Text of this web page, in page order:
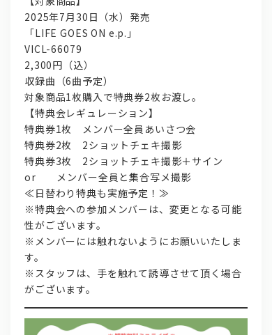
2025年7月30日（水）発売
「LIFE GOES ON e.p.」
VICL-66079
2,300円（込）
収録曲（6曲予定）
対象商品1枚購入で特典券2枚お渡し。
【特典会レギュレーション】
特典券1枚 メンバー全員あいさつ会
特典券2枚 2ショットチェキ撮影
特典券3枚 2ショットチェキ撮影＋サイン
or メンバー全員と集合写メ撮影
≪日替わり特典も実施予定！≫
※特典会への参加メンバーは、変更となる可能
性がございます。
※メンバーには触れないようにお願いいたしま
す。
※スタッフは、手を触れて誘導させて頂く場合
がございます。